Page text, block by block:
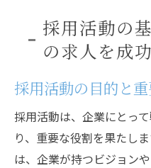
採用活動におけ
求人広告で差をつけ
戦略
ターゲットに合
魅力的な求人情
採用活動の
の求人を成
採用活動の目的と
採用活動は、企業にとっ
り、重要な役割を果たし
は、企業が持つビジョン